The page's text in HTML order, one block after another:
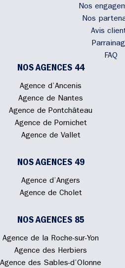
Nos
Nos
Avis
FAQ
NOS AGENCES 44
Agence d’Ancenis
Agence de Nantes
Agence de Pontchâteau
Agence de Pornichet
Agence de Vallet
NOS AGENCES 49
Agence d’Angers
Agence de Cholet
NOS AGENCES 85
Agence de la Roche-sur-Yon
Agence des Herbiers
Agence des Sables-d’Olonne